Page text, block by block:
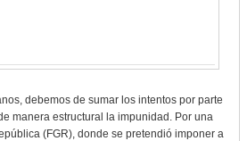
debemos de sumar los intentos por parte
manera estructural la impunidad. Por una
(FGR), donde se pretendió imponer a